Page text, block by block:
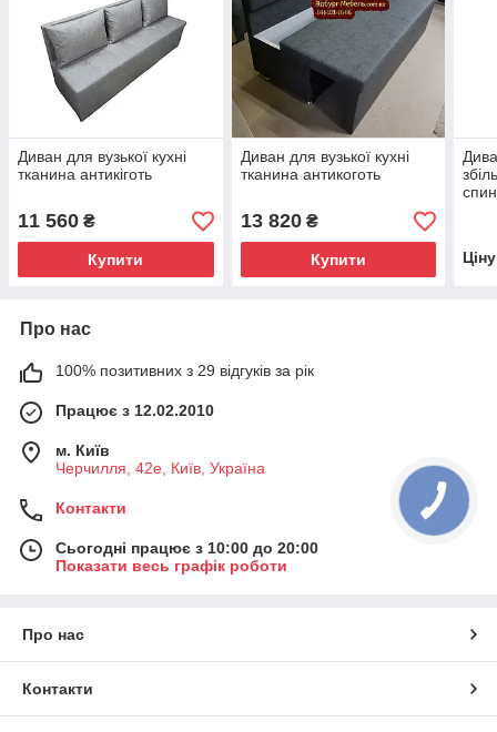
Диван для вузької кухні
тканина антикіготь
11 560 ₴
Купити
Диван для вузької кухні
тканина антикоготь
13 820₴
Купити
Про нас
100% позитивних з 29 відгуків за рік
Працює з 12.02.2010
м. Київ
Черчилля, 42е, Київ, Україна
Контакти
Сьогодні працює з 10:00 до 20:00
Показати весь графік роботи
Про нас
Контакти